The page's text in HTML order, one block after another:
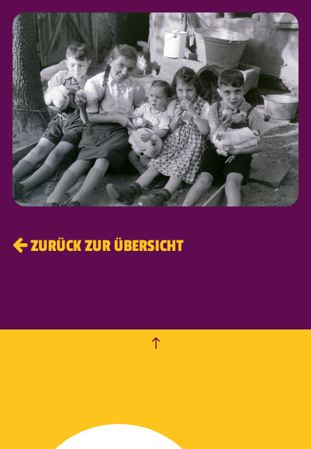
ZURÜCK ZUR ÜBERSICHT